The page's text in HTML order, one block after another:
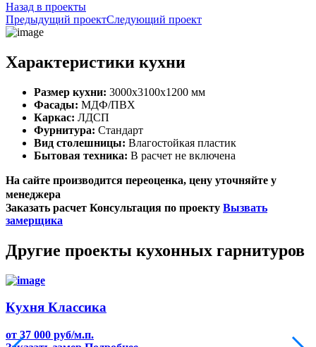
Назад в проекты
Предыдущий проектСледующий проект
Характеристики кухни
Размер кухни: 3000х3100х1200 мм
Фасады: МДФ/ПВХ
Каркас: ЛДСП
Фурнитура: Стандарт
Вид столешницы: Влагостойкая пластик
Бытовая техника: В расчет не включена
На сайте производится переоценка, цену уточняйте у
менеджера
Заказать расчет Консультация по проекту Вызвать
замерщика
Другие проекты кухонных гарнитуров
Кухня Классика
от 37 000 руб/м.п.